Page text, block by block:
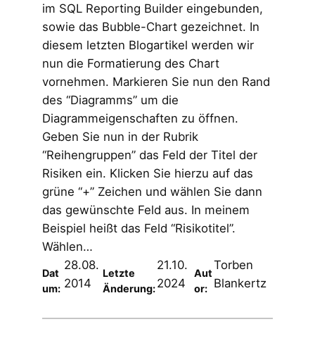
im SQL Reporting Builder eingebunden,
sowie das Bubble-Chart gezeichnet. In
diesem letzten Blogartikel werden wir
nun die Formatierung des Chart
vornehmen. Markieren Sie nun den Rand
des “Diagramms” um die
Diagrammeigenschaften zu öffnen.
Geben Sie nun in der Rubrik
“Reihengruppen” das Feld der Titel der
Risiken ein. Klicken Sie hierzu auf das
grüne “+” Zeichen und wählen Sie dann
das gewünschte Feld aus. In meinem
Beispiel heißt das Feld “Risikotitel”.
Wählen…
Dat
um:
28.08.
2014
Letzte
Änderung:
21.10.
2024
Aut
or:
Torben
Blankertz